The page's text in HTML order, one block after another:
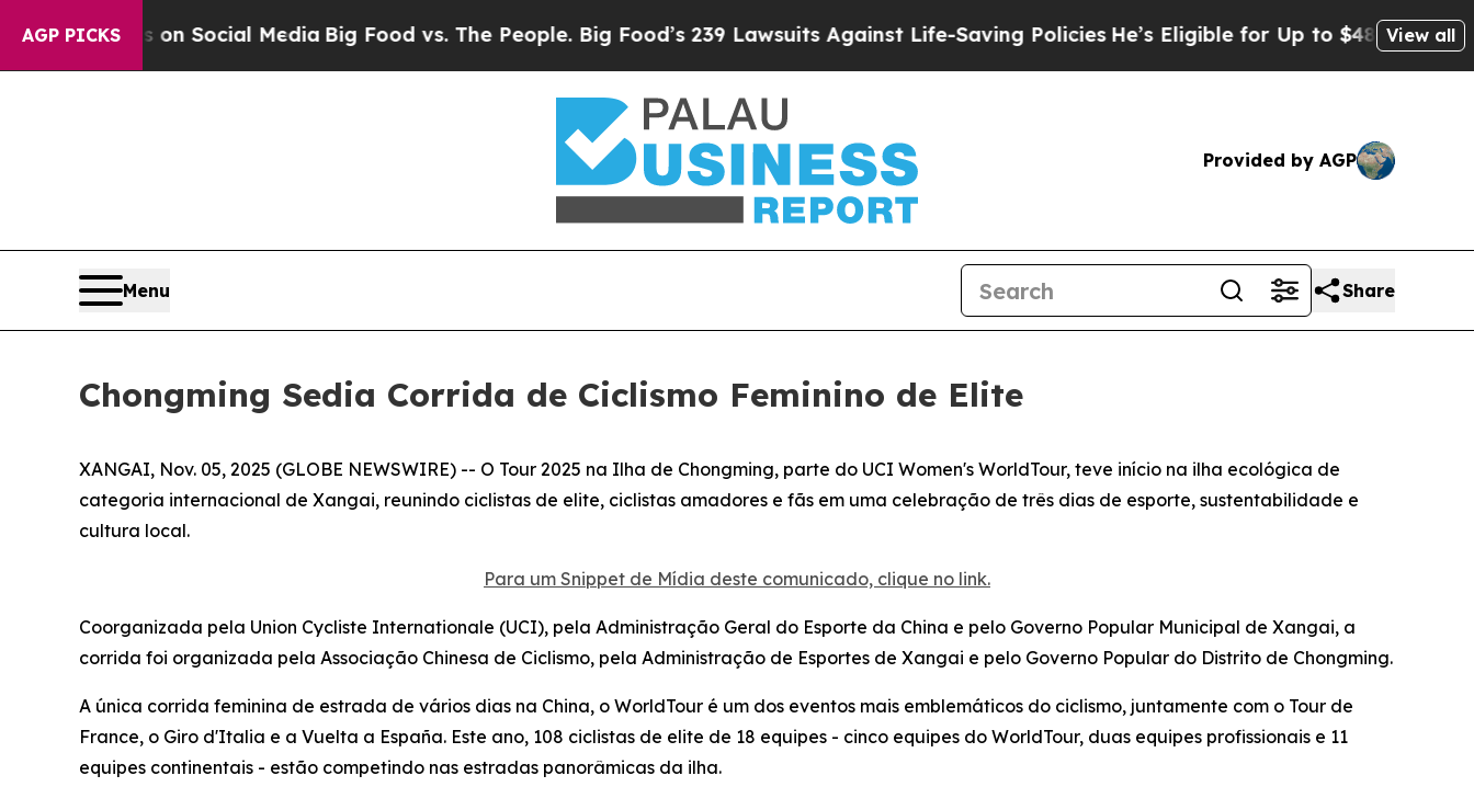
AGP PICKSon Social MediaBig Food vs. The People. Big Food’s 239 Lawsuits Against Life-Saving Policies He’s Eligible for Up to $480,000 AfterView all
Provided by AGP
Menu Share
Chongming Sedia Corrida de Ciclismo Feminino de Elite
XANGAI, Nov. 05, 2025 (GLOBE NEWSWIRE) -- O Tour 2025 na Ilha de Chongming, parte do UCI Women's WorldTour, teve início na ilha ecológica de
categoria internacional de Xangai, reunindo ciclistas de elite, ciclistas amadores e fãs em uma celebração de três dias de esporte, sustentabilidade e
cultura local.
Para um Snippet de Mídia deste comunicado, clique no link.
Coorganizada pela Union Cycliste Internationale (UCI), pela Administração Geral do Esporte da China e pelo Governo Popular Municipal de Xangai, a
corrida foi organizada pela Associação Chinesa de Ciclismo, pela Administração de Esportes de Xangai e pelo Governo Popular do Distrito de Chongming.
A única corrida feminina de estrada de vários dias na China, o WorldTour é um dos eventos mais emblemáticos do ciclismo, juntamente com o Tour de
France, o Giro d'Italia e a Vuelta a España. Este ano, 108 ciclistas de elite de 18 equipes - cinco equipes do WorldTour, duas equipes profissionais e 11
equipes continentais - estão competindo nas estradas panorâmicas da ilha.